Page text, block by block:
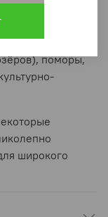
крупных очагах
Здесь
русских
поморы,
широкого